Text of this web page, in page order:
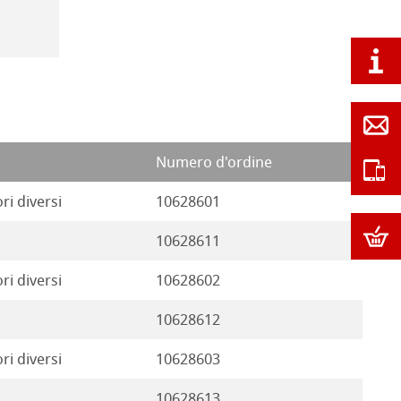
Numero d'ordine
diversi 10628601
10628611
diversi 10628602
10628612
diversi 10628603